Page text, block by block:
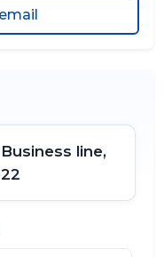
line,